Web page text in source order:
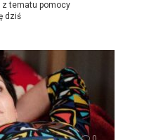
z tematu pomocy
dziś